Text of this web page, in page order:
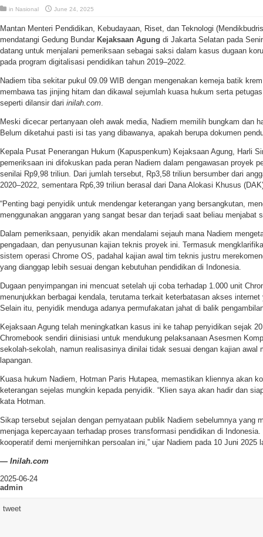
in Nasional June 24, 2025
Mantan Menteri Pendidikan, Kebudayaan, Riset, dan Teknologi
mendatangi Gedung Bundar Kejaksaan Agung di Jakarta Selatan pada
datang untuk menjalani pemeriksaan sebagai saksi dalam kasus dugaan
pada program digitalisasi pendidikan tahun 2019–2022.
Nadiem tiba sekitar pukul 09.09 WIB dengan mengenakan kemeja batik
membawa tas jinjing hitam dan dikawal sejumlah kuasa hukum serta
seperti dilansir dari inilah.com.
Meski dicecar pertanyaan oleh awak media, Nadiem memilih bungkam dan
Belum diketahui pasti isi tas yang dibawanya, apakah berupa dokumen
Kepala Pusat Penerangan Hukum (Kapuspenkum) Kejaksaan Agung, Harli
pemeriksaan ini difokuskan pada peran Nadiem dalam pengawasan proyek
senilai Rp9,98 triliun. Dari jumlah tersebut, Rp3,58 triliun bersumber dari
2020–2022, sementara Rp6,39 triliun berasal dari Dana Alokasi Khusus
“Penting bagi penyidik untuk mendengar keterangan yang bersangkutan,
menggunakan anggaran yang sangat besar dan terjadi saat beliau menjabat
Dalam pemeriksaan, penyidik akan mendalami sejauh mana Nadiem
pengadaan, dan penyusunan kajian teknis proyek ini. Termasuk
sistem operasi Chrome OS, padahal kajian awal tim teknis justru
yang dianggap lebih sesuai dengan kebutuhan pendidikan di Indonesia.
Dugaan penyimpangan ini mencuat setelah uji coba terhadap 1.000 unit
menunjukkan berbagai kendala, terutama terkait keterbatasan akses
Selain itu, penyidik menduga adanya permufakatan jahat di balik
Kejaksaan Agung telah meningkatkan kasus ini ke tahap penyidikan sejak
Chromebook sendiri diinisiasi untuk mendukung pelaksanaan Asesmen
sekolah-sekolah, namun realisasinya dinilai tidak sesuai dengan kajian awal
lapangan.
Kuasa hukum Nadiem, Hotman Paris Hutapea, memastikan kliennya akan
keterangan sejelas mungkin kepada penyidik. “Klien saya akan hadir dan
kata Hotman.
Sikap tersebut sejalan dengan pernyataan publik Nadiem sebelumnya yang
menjaga kepercayaan terhadap proses transformasi pendidikan di
kooperatif demi menjernihkan persoalan ini,” ujar Nadiem pada 10 Juni 2025
— Inilah.com
2025-06-24
admin
tweet